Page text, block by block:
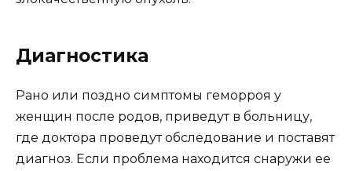
Диагностика
Рано или поздно симптомы геморроя у
женщин после родов, приведут в больницу,
где доктора проведут обследование и поставят
диагноз. Если проблема находится снаружи ее